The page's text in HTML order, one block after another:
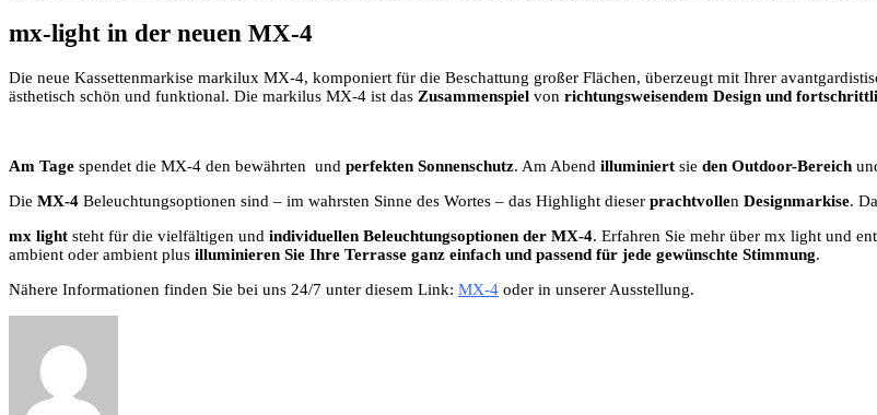
mx-light in der neuen MX-4
Die neue Kassettenmarkise markilux MX-4, komponiert für die Beschattung großer Flächen, überzeugt mit Ihrer
ästhetisch schön und funktional. Die markilus MX-4 ist das Zusammenspiel von richtungsweisendem Design und
Am Tage spendet die MX-4 den bewährten und perfekten Sonnenschutz. Am Abend illuminiert sie den Outdoor-Bereich
Die MX-4 Beleuchtungsoptionen sind – im wahrsten Sinne des Wortes – das Highlight dieser prachtvollen Designmarkise.
mx light steht für die vielfältigen und individuellen Beleuchtungsoptionen der MX-4. Erfahren Sie mehr über mx light und
ambient oder ambient plus illuminieren Sie Ihre Terrasse ganz einfach und passend für jede gewünschte Stimmung.
Nähere Informationen finden Sie bei uns 24/7 unter diesem Link: MX-4 oder in unserer Ausstellung.